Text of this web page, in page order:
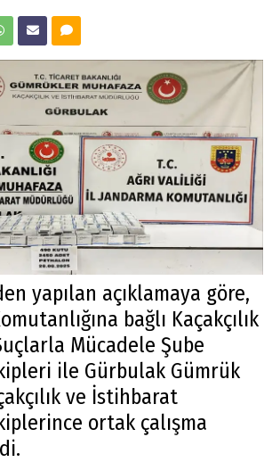
yapılan açıklamaya göre,
bağlı Kaçakçılık
Mücadele Şube
ile Gürbulak Gümrük
ve İstihbarat
ortak çalışma